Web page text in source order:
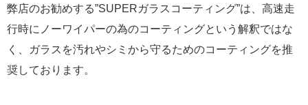
弊店のお勧めする”SUPERガラスコーティング”は、高速走
行時にノーワイパーの為のコーティングという解釈ではな
く、ガラスを汚れやシミから守るためのコーティングを推
奨しております。